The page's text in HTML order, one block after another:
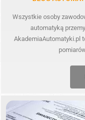
Wszystkie osoby
automatyką
AkademiaAutomatyki.pl